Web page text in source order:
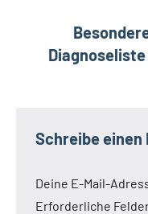
Diagnoseliste
Schreibe
Deine E-Mail-
Erforderliche